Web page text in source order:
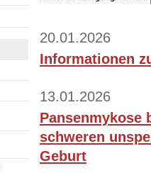
20.01.2026
Informationen
13.01.2026
Pansenmykose
schweren
Geburt